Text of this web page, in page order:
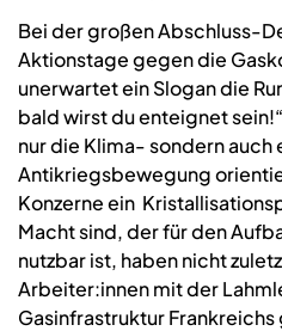
Bei der großen Abschluss-
Aktionstage gegen die
unerwartet ein Slogan die
bald wirst du enteignet
nur die Klima- sondern
Antikriegsbewegung
Konzerne ein
Macht sind, der für den
nutzbar ist, haben nicht
Arbeiter:innen mit der
Gasinfrastruktur